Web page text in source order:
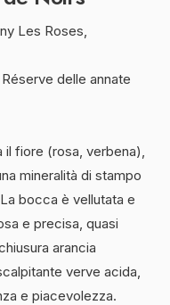
Les Roses,
delle annate
fiore (rosa, verbena),
mineralità di stampo
bocca è vellutata e
e precisa, quasi
arancia
verve acida,
e piacevolezza.